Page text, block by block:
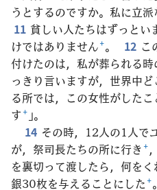
うとするのですか。私に立
11 貧しい人たちはずっとい
けではありません+。 12 こ
付けたのは，私が葬られる
っきり言いますが，世界中
る所では，この女性がした
す+ 」。
14 その時，12人の1人で
が，祭司長たちの所に行き+，
を裏切って渡したら，何を
銀30枚を与えることにした+